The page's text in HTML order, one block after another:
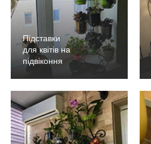
Підставки
для квітів на
підвіконня